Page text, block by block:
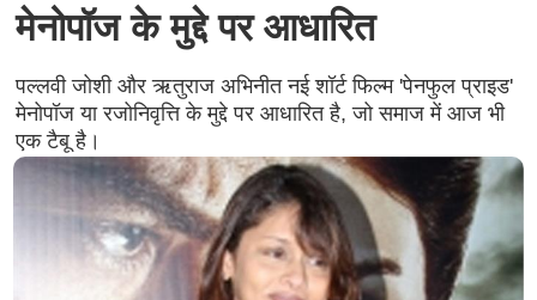
मेनोपॉज के मुद्दे पर आधारित
पल्लवी जोशी और ऋतुराज अभिनीत नई शॉर्ट फिल्म 'पेनफुल प्राइड'
मेनोपॉज या रजोनिवृत्ति के मुद्दे पर आधारित है, जो समाज में आज भी
एक टैबू है।